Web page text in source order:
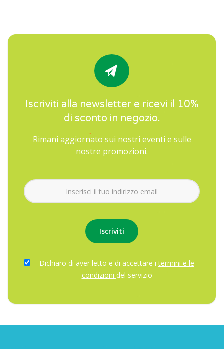
Iscriviti alla newsletter e ricevi il 10%
di sconto in negozio.
Rimani aggiornato sui nostri eventi e sulle
nostre promozioni.
Dichiaro di aver letto e di accettare itermini e le
condizioni del servizio